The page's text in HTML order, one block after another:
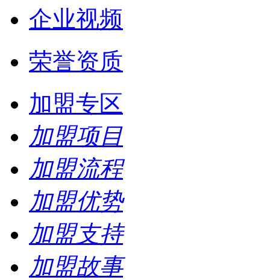
企业视频
荣誉资质
加盟专区
加盟项目
加盟流程
加盟优势
加盟支持
加盟故事